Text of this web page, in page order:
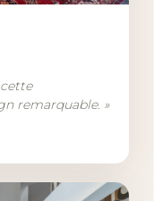
remarquable. »